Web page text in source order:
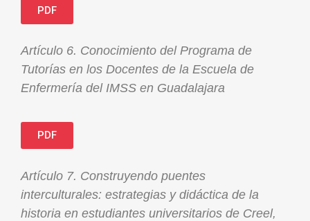
PDF
Artículo 6. Conocimiento del Programa de
Tutorías en los Docentes de la Escuela de
Enfermería del IMSS en Guadalajara
PDF
Artículo 7. Construyendo puentes
interculturales: estrategias y didáctica de la
historia en estudiantes universitarios de Creel,